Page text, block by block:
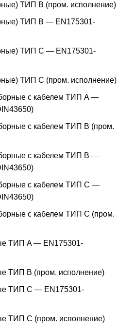
ТИП В (пром. исполнение)
ТИП B — EN175301-
ТИП C — EN175301-
ТИП С (пром. исполнение)
с кабелем ТИП A —
с кабелем ТИП B (пром.
с кабелем ТИП B —
с кабелем ТИП C —
с кабелем ТИП C (пром.
ТИП A — EN175301-
ТИП В (пром. исполнение)
ТИП C — EN175301-
ТИП C (пром. исполнение)